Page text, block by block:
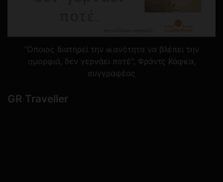
"Όποιος διατηρεί την ικανότητα να βλέπει την
ομορφιά, δεν γερνάει ποτέ", Φράντς Κάφκα,
συγγραφέας
GR Traveller